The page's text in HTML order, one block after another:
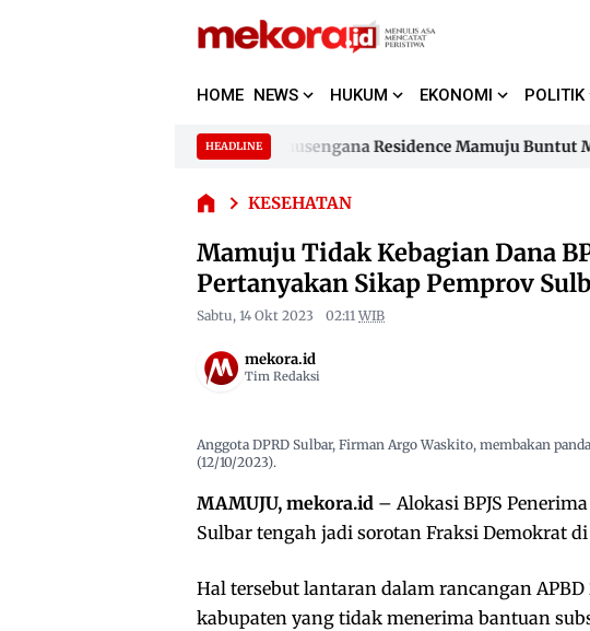
HOME NEWS HUKUM EKONOMI POLITIK
HEADLINE
Supplier Segel Perumahan Samusengana Residence Mamuju Buntut
Supplier Segel Perumahan Samusengana Residence Mamuju Buntut
KESEHATAN
Mamuju
Kebagian
Dana BPJS
Fraksi
Pertanyakan
Sikap
Pemprov
Sulbar
Mamuju Tidak Kebagian Dana
Pertanyakan Sikap Pemprov
Sabtu, 14 Okt 2023 02:11 WIB
mekora.id
Tim Redaksi
Anggota DPRD Sulbar, Firman Argo Waskito, membakan
(12/10/2023).
MAMUJU, mekora.id – Alokasi BPJS
Sulbar tengah jadi sorotan Fraksi Demokrat di
Hal tersebut lantaran dalam rancangan
kabupaten yang tidak menerima bantuan